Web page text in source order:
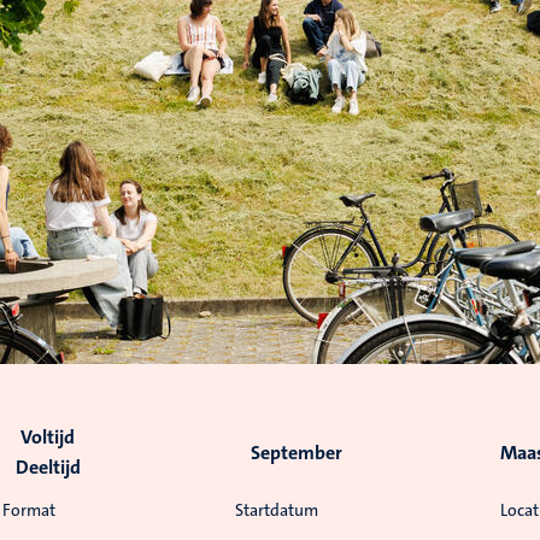
Format
Voltijd
Deeltijd
Startdatum
September